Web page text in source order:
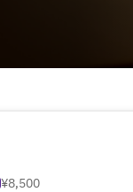
¥8,500